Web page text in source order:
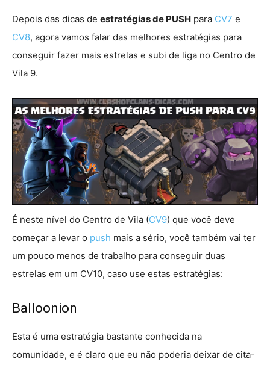
Depois das dicas de estratégias de PUSH para CV7 e
CV8, agora vamos falar das melhores estratégias para
conseguir fazer mais estrelas e subi de liga no Centro de
Vila 9.
É neste nível do Centro de Vila (CV9) que você deve
começar a levar o push mais a sério, você também vai ter
um pouco menos de trabalho para conseguir duas
estrelas em um CV10, caso use estas estratégias:
Balloonion
Esta é uma estratégia bastante conhecida na
comunidade, e é claro que eu não poderia deixar de cita-